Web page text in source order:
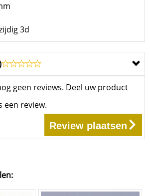
3d
geen reviews. Deel uw product
een review.
Review plaatsen